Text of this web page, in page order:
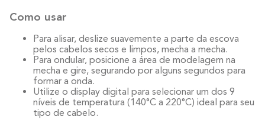
Como usar
Para alisar, deslize suavemente a parte da escova
pelos cabelos secos e limpos, mecha a mecha.
Para ondular, posicione a área de modelagem na
mecha e gire, segurando por alguns segundos para
formar a onda.
Utilize o display digital para selecionar um dos 9
níveis de temperatura (140°C a 220°C) ideal para seu
tipo de cabelo.